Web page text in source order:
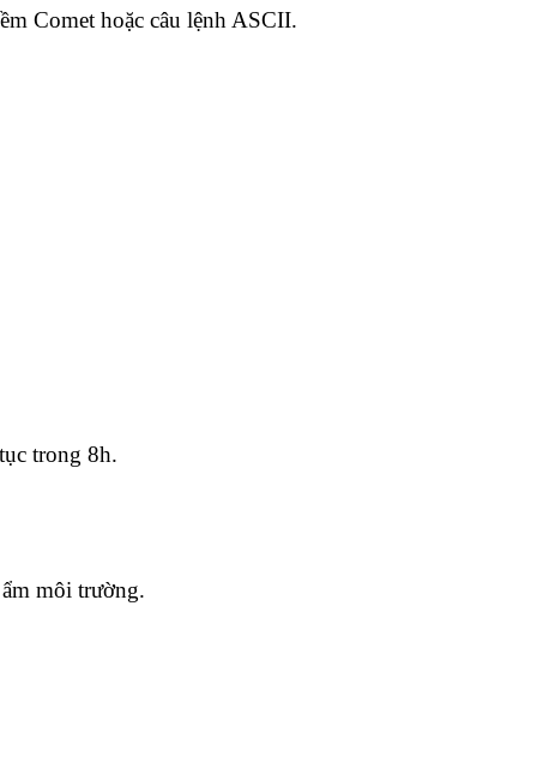
Comet hoặc câu lệnh ASCII.
trong 8h.
môi trường.